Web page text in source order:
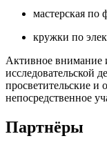
мастерская по
кружки по
Активное внимание
исследовательской
просветительские и
непосредственное
Партнёры